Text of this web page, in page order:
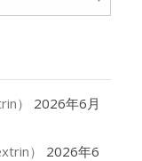
）
2026年6月
）
2026年6